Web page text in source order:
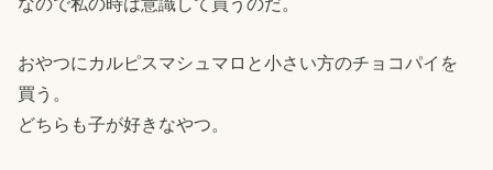
おやつにカルピスマシュマロと小さい方のチョコパイを
買う。
どちらも子が好きなやつ。